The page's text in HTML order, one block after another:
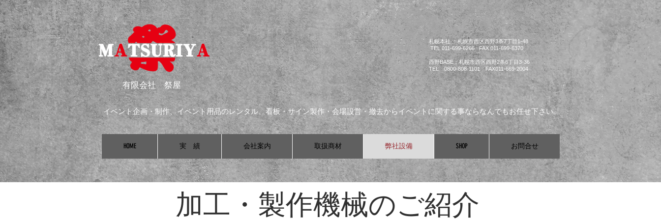
札幌本社 ：札幌市西区西野3条7丁目1-48
TEL 011-699-6266 FAX 011-699-6370
西野BASE：札幌市西区西野2条6丁目3-36
​TEL 0800-808-1101 FAX011-669-2004
​有限会社 祭屋
イベント企画・制作、イベント用品のレンタル、看板・サイン製作・会場設営・撤去からイベントに関する事ならなんでもお任せ下さい。
HOME 実 績 会社案内 取扱商材 弊社設備 SHOP お問合せ
​加工・製作機械のご紹介